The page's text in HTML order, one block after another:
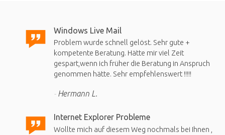
Windows Live Mail
Problem wurde schnell gelöst. Sehr gute +
kompetente Beratung. Hätte mir viel Zeit
gespart,wenn ich früher die Beratung in Anspruch
genommen hätte. Sehr empfehlenswert !!!!!
Hermann L.
Internet Explorer Probleme
Wollte mich auf diesem Weg nochmals bei Ihnen ,